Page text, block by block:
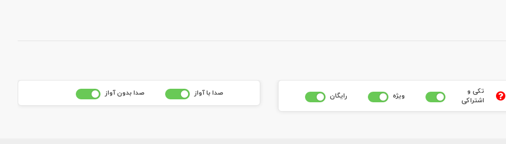
تکی و
اشتراکی
ويژه رايگان صدا با آواز صدا بدون آواز